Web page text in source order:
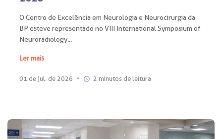
O Centro de Excelência em Neurologia e Neurocirurgia da
BP esteve representado no VIII International Symposium of
Neuroradiology...
Ler mais
01 de jul. de 2026 • 2 minutos de leitura